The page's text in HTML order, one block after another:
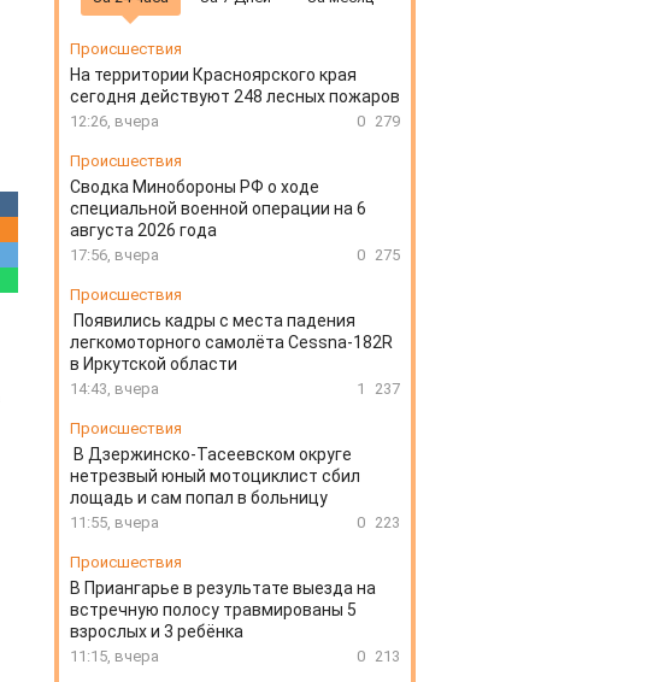
Происшествия
На территории Красноярского края
сегодня действуют 248 лесных пожаров
12:26, вчера 0 279
Происшествия
Сводка Минобороны РФ о ходе
специальной военной операции на 6
августа 2026 года
17:56, вчера 0 275
Происшествия
Появились кадры с места падения
легкомоторного самолёта Cessna-182R
в Иркутской области
14:43, вчера 1 237
Происшествия
В Дзержинско-Тасеевском округе
нетрезвый юный мотоциклист сбил
лощадь и сам попал в больницу
11:55, вчера 0 223
Происшествия
В Приангарье в результате выезда на
встречную полосу травмированы 5
взрослых и 3 ребёнка
11:15, вчера 0 213